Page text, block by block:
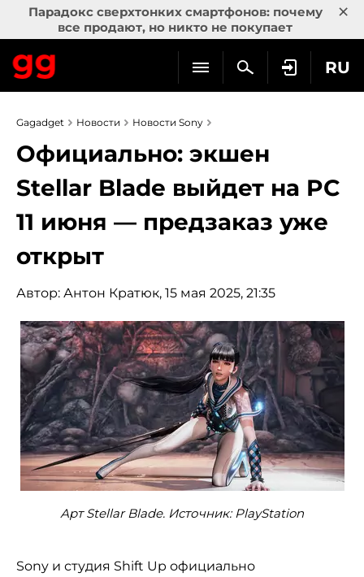
Парадокс сверхтонких смартфонов: почему
все продают, но никто не покупает
×
RU
Gagadget Новости Новости Sony
Официально: экшен
Stellar Blade выйдет на PC
11 июня — предзаказ уже
открыт
Автор: Антон Кратюк, 15 мая 2025, 21:35
Арт Stellar Blade. Источник: PlayStation
Sony и студия Shift Up официально